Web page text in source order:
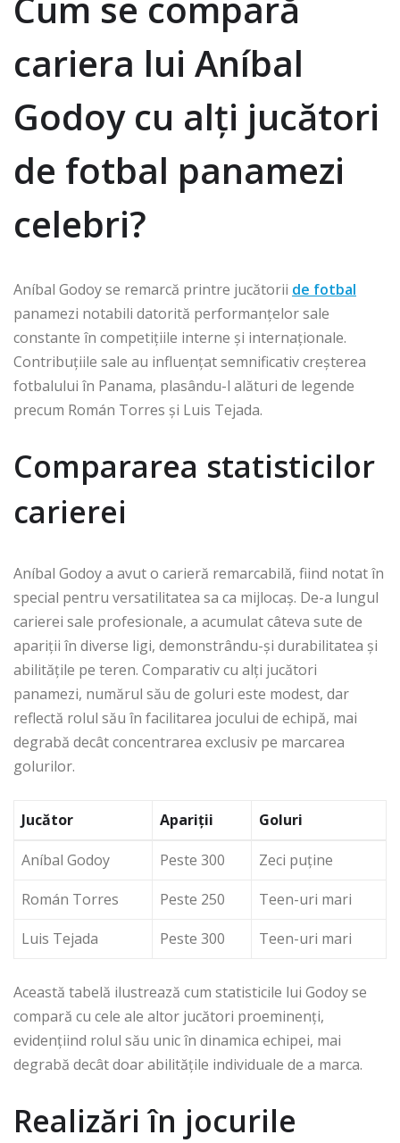
cariera lui Aníbal
Godoy cu alți jucători
de fotbal panamezi
celebri?
Aníbal Godoy se remarcă printre jucătorii de fotbal
panamezi notabili datorită performanțelor sale
constante în competițiile interne și internaționale.
Contribuțiile sale au influențat semnificativ creșterea
fotbalului în Panama, plasându-l alături de legende
precum Román Torres și Luis Tejada.
Compararea statisticilor
carierei
Aníbal Godoy a avut o carieră remarcabilă, fiind notat în
special pentru versatilitatea sa ca mijlocaș. De-a lungul
carierei sale profesionale, a acumulat câteva sute de
apariții în diverse ligi, demonstrându-și durabilitatea și
abilitățile pe teren. Comparativ cu alți jucători
panamezi, numărul său de goluri este modest, dar
reflectă rolul său în facilitarea jocului de echipă, mai
degrabă decât concentrarea exclusiv pe marcarea
golurilor.
Jucător Apariții Goluri
Aníbal Godoy Peste 300
Zeci puține
Román Torres
Peste 250
Teen-uri mari
Luis Tejada
Peste 300 Teen-uri mari
Această tabelă ilustrează cum statisticile lui Godoy se
compară cu cele ale altor jucători proeminenți,
evidențiind rolul său unic în dinamica echipei, mai
degrabă decât doar abilitățile individuale de a marca.
Realizări în jocurile